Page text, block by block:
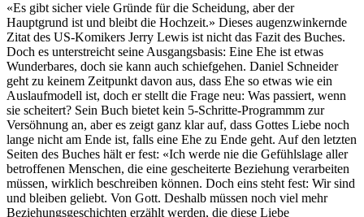
«Es gibt sicher viele Gründe für die Scheidung, aber der
Hauptgrund ist und bleibt die Hochzeit.» Dieses augenzwinkernde
Zitat des US-Komikers Jerry Lewis ist nicht das Fazit des Buches.
Doch es unterstreicht seine Ausgangsbasis: Eine Ehe ist etwas
Wunderbares, doch sie kann auch schiefgehen. Daniel Schneider
geht zu keinem Zeitpunkt davon aus, dass Ehe so etwas wie ein
Auslaufmodell ist, doch er stellt die Frage neu: Was passiert, wenn
sie scheitert? Sein Buch bietet kein 5-Schritte-Programmm zur
Versöhnung an, aber es zeigt ganz klar auf, dass Gottes Liebe noch
lange nicht am Ende ist, falls eine Ehe zu Ende geht. Auf den letzten
Seiten des Buches hält er fest: «Ich werde nie die Gefühlslage aller
betroffenen Menschen, die eine gescheiterte Beziehung verarbeiten
müssen, wirklich beschreiben können. Doch eins steht fest: Wir sind
und bleiben geliebt. Von Gott. Deshalb müssen noch viel mehr
Beziehungsgeschichten erzählt werden, die diese Liebe